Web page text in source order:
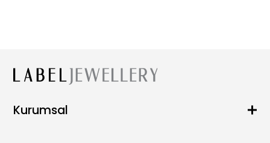
Kurumsal